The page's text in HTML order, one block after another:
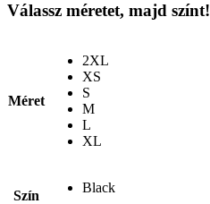
Válassz méretet, majd színt!
Méret
2XL
XS
S
M
L
XL
Szín
Black